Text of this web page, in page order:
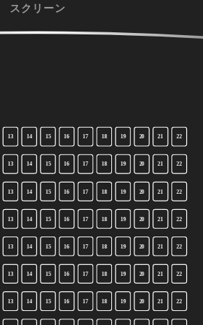
スクリーン
13 14 15 16 17 18 19 20 21 22
13 14 15 16 17 18 19 20 21 22
13 14 15 16 17 18 19 20 21 22
13 14 15 16 17 18 19 20 21 22
13 14 15 16 17 18 19 20 21 22
13 14 15 16 17 18 19 20 21 22
13 14 15 16 17 18 19 20 21 22